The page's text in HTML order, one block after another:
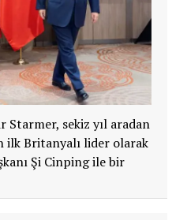
Starmer, sekiz yıl aradan
ilk Britanyalı lider olarak
Şi Cinping ile bir